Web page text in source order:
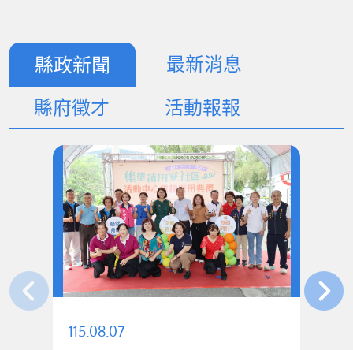
縣政新聞
最新消息
縣府徵才
活動報報
115.08.07